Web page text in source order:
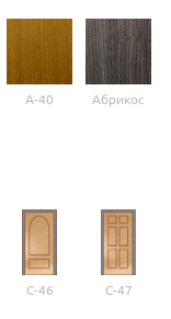
A-40 Абрикос
С-46 С-47